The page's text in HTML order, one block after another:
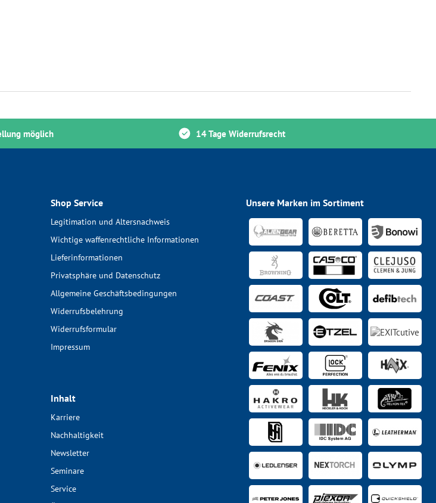
möglich 14 Tage Widerrufsrecht
Shop Service
Legitimation und Altersnachweis
Wichtige waffenrechtliche Informationen
Lieferinformationen
Privatsphäre und Datenschutz
Allgemeine Geschäftsbedingungen
Widerrufsbelehrung
Widerrufsformular
Impressum
Inhalt
Karriere
Nachhaltigkeit
Newsletter
Seminare
Service
Unsere Marken im Sortiment